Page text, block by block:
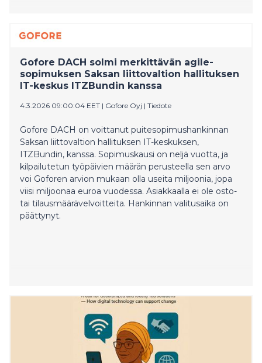
Gofore DACH solmi merkittävän agile-
sopimuksen Saksan liittovaltion hallituksen
IT-keskus ITZBundin kanssa
4.3.2026 09:00:04 EET | Gofore Oyj | Tiedote
Gofore DACH on voittanut puitesopimushankinnan
Saksan liittovaltion hallituksen IT-keskuksen,
ITZBundin, kanssa. Sopimuskausi on neljä vuotta, ja
kilpailutetun työpäivien määrän perusteella sen arvo
voi Goforen arvion mukaan olla useita miljoonia, jopa
viisi miljoonaa euroa vuodessa. Asiakkaalla ei ole osto-
tai tilausmäärävelvoitteita. Hankinnan valitusaika on
päättynyt.